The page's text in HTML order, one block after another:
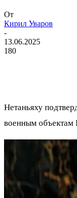
От
Кирил Уваров
-
13.06.2025
180
Нетаньяху
военным объектам